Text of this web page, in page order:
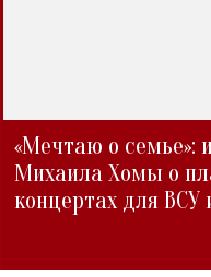
«Мечтаю о семье»:
Михаила Хомы о
концертах для ВСУ